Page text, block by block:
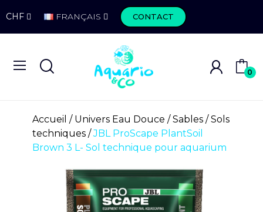
CHF FRANÇAIS CONTACT
0
Accueil Univers Eau Douce Sables
Sols
techniques
JBL ProScape PlantSoil
Brown 3 L- Sol technique pour aquarium